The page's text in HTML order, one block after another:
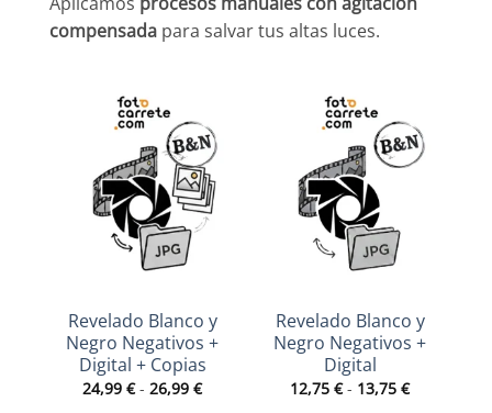
compensada para salvar tus altas luces.
Revelado Blanco y
Negro Negativos +
Digital + Copias
24,99 € - 26,99 €Rango
de
Revelado Blanco y
Negro Negativos +
Digital
12,75 € - 13,75 €Rango
de